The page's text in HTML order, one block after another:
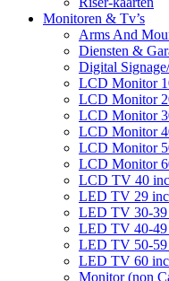
Monitoren & Tv’s
Arms And
Diensten &
Digital
LCD Monitor
LCD Monitor
LCD Monitor
LCD Monitor
LCD Monitor
LCD Monitor
LCD TV 40
LED TV 29
LED TV 30-39
LED TV 40-49
LED TV 50-59
LED TV 60
Monitor (non